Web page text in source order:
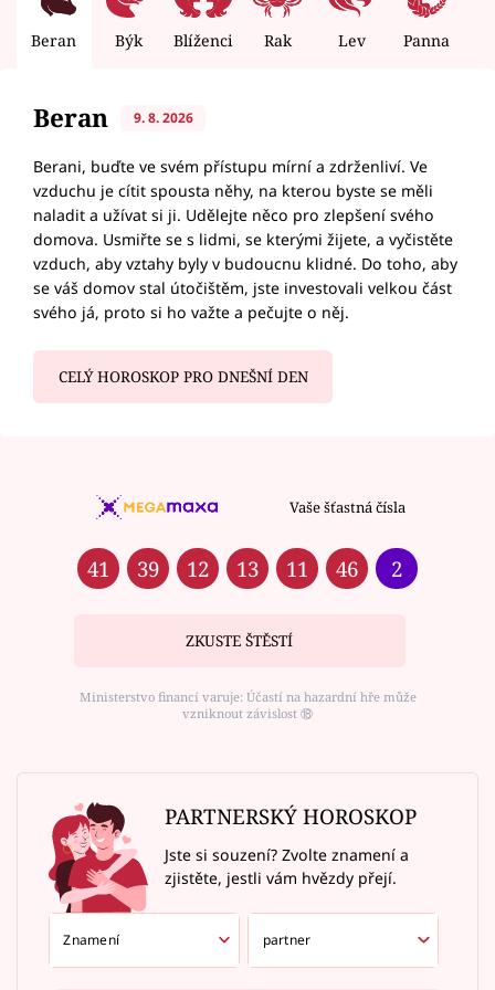
Beran Býk Blíženci Rak Lev Panna
Beran 9. 8. 2026
Berani, buďte ve svém přístupu mírní a zdrženliví. Ve
vzduchu je cítit spousta něhy, na kterou byste se měli
naladit a užívat si ji. Udělejte něco pro zlepšení svého
domova. Usmiřte se s lidmi, se kterými žijete, a vyčistěte
vzduch, aby vztahy byly v budoucnu klidné. Do toho, aby
se váš domov stal útočištěm, jste investovali velkou část
svého já, proto si ho važte a pečujte o něj.
CELÝ HOROSKOP PRO DNEŠNÍ DEN
Vaše šťastná čísla
41 39 12 13 11 46 2
ZKUSTE ŠTĚSTÍ
Ministerstvo financí varuje: Účastí na hazardní hře může
vzniknout závislost ⑱
PARTNERSKÝ HOROSKOP
Jste si souzení? Zvolte znamení a
zjistěte, jestli vám hvězdy přejí.